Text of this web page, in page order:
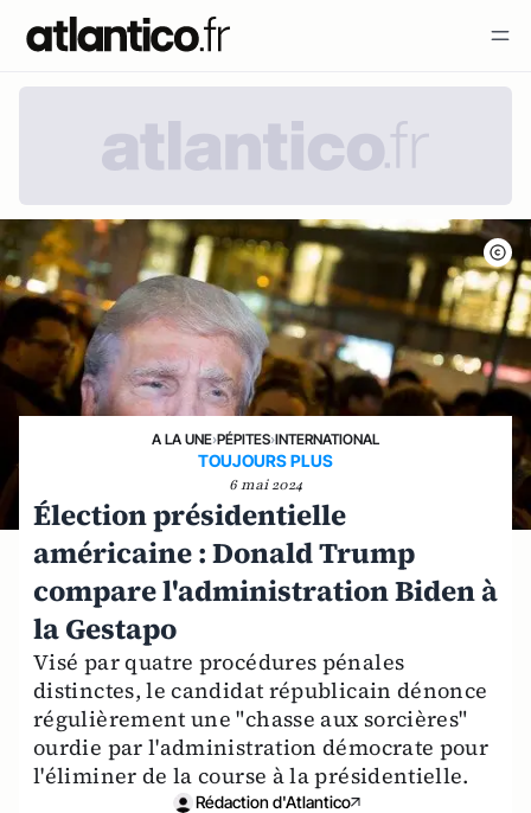
A LA UNE›PÉPITES›INTERNATIONAL
TOUJOURS PLUS
6 mai 2024
Élection présidentielle
américaine : Donald Trump
compare l'administration Biden à
la Gestapo
Visé par quatre procédures pénales
distinctes, le candidat républicain dénonce
régulièrement une "chasse aux sorcières"
ourdie par l'administration démocrate pour
l'éliminer de la course à la présidentielle.
Rédaction d'Atlantico